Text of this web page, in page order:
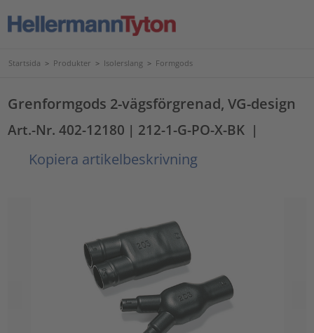
Startsida > Produkter > Isolerslang > Formgods
Grenformgods 2-vägsförgrenad, VG-design
Art.-Nr. 402-12180 | 212-1-G-PO-X-BK |
Kopiera artikelbeskrivning